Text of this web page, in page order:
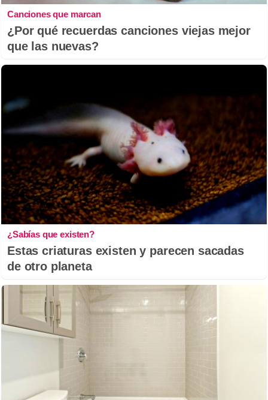
Canciones que marcan
¿Por qué recuerdas canciones viejas mejor
que las nuevas?
¿Sabías que existen?
Estas criaturas existen y parecen sacadas
de otro planeta